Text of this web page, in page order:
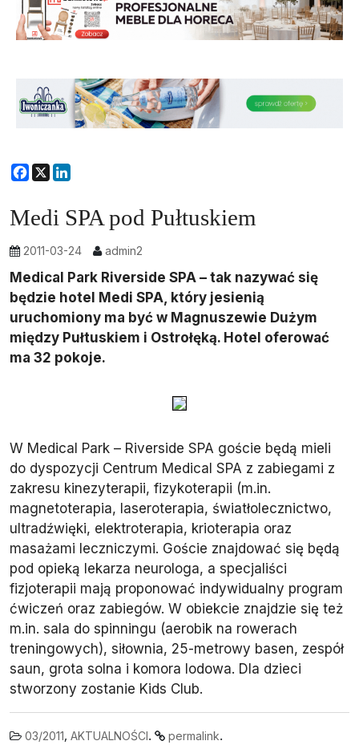
Facebook
X
Medi SPA pod Pułtuskiem
2011-03-24 admin2
Medical Park Riverside SPA – tak nazywać się
będzie hotel Medi SPA, który jesienią
uruchomiony ma być w Magnuszewie Dużym
między Pułtuskiem i Ostrołęką. Hotel oferować
ma 32 pokoje.
W Medical Park – Riverside SPA goście będą mieli
do dyspozycji Centrum Medical SPA z zabiegami z
zakresu kinezyterapii, fizykoterapii (m.in.
magnetoterapia, laseroterapia, światłolecznictwo,
ultradźwięki, elektroterapia, krioterapia oraz
masażami leczniczymi. Goście znajdować się będą
pod opieką lekarza neurologa, a specjaliści
fizjoterapii mają proponować indywidualny program
ćwiczeń oraz zabiegów. W obiekcie znajdzie się też
m.in. sala do spinningu (aerobik na rowerach
treningowych), siłownia, 25-metrowy basen, zespół
saun, grota solna i komora lodowa. Dla dzieci
stworzony zostanie Kids Club.
03/2011, AKTUALNOŚCI. permalink.